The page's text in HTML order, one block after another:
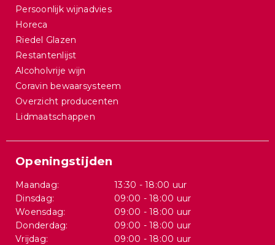
Persoonlijk wijnadvies
Horeca
Riedel Glazen
Restantenlijst
Alcoholvrije wijn
Coravin bewaarsysteem
Overzicht producenten
Lidmaatschappen
Openingstijden
Maandag:
13:30 - 18:00 uur
Dinsdag:
09:00 - 18:00 uur
Woensdag:
09:00 - 18:00 uur
Donderdag:
09:00 - 18:00 uur
Vrijdag:
09:00 - 18:00 uur